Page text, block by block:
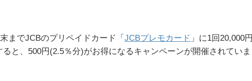
までJCBのプリペイドカード「 JCBプレモカード 」に1回20,000円
ると、500円(2.5％分)がお得になるキャンペーンが開催されていま